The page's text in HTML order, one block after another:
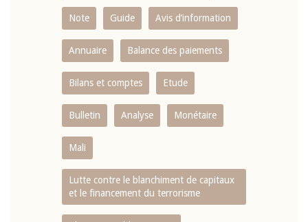
Note Guide Avis d’information
Annuaire Balance des paiements
Bilans et comptes Etude
Bulletin Analyse Monétaire
Mali
Lutte contre le blanchiment de capitaux
et le financement du terrorisme